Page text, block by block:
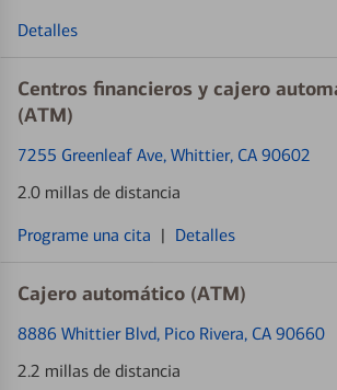
Detalles
Centros financieros y cajero
(ATM)
7255 Greenleaf Ave, Whittier, CA 90602
2.0 millas de distancia
Programe una cita | Detalles
Cajero automático (ATM)
8886 Whittier Blvd, Pico Rivera, CA 90660
2.2 millas de distancia